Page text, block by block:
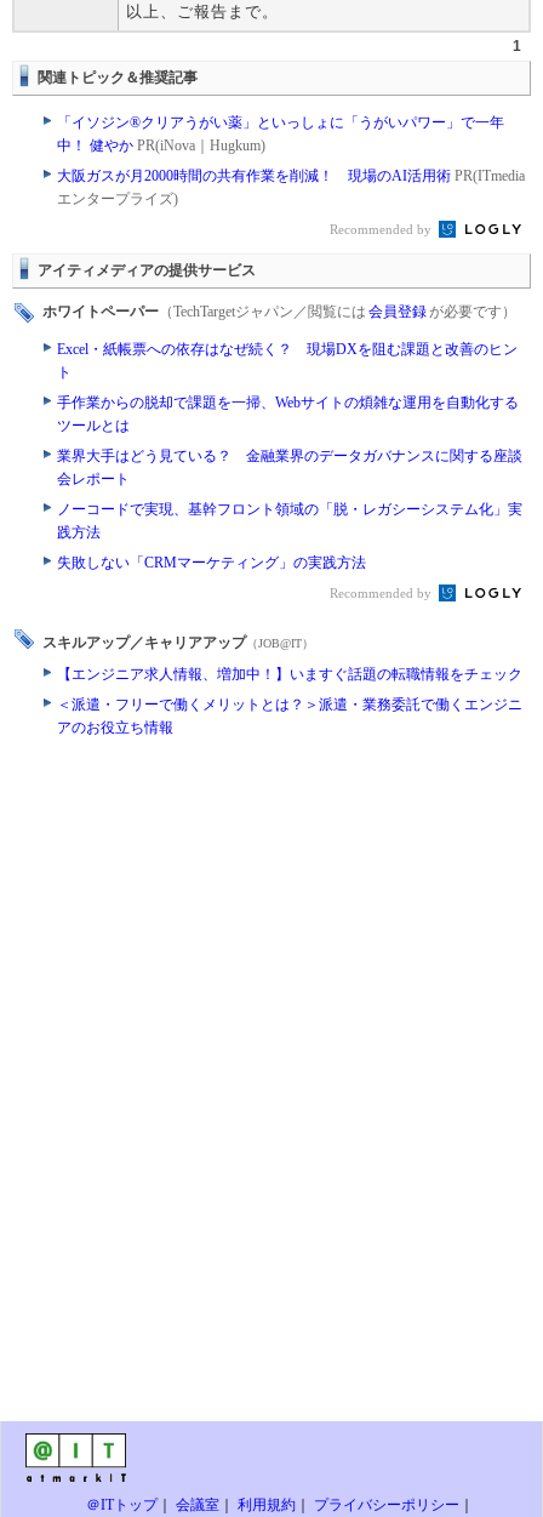
以上、ご報告まで。
1
関連トピック＆推奨記事
「イソジン®クリアうがい薬」といっしょに「うがいパワー」で一年
中！ 健やか PR(iNova｜Hugkum)
大阪ガスが月2000時間の共有作業を削減！ 現場のAI活用術 PR(ITmedia
エンタープライズ)
Recommended by
アイティメディアの提供サービス
ホワイトペーパー （TechTargetジャパン／閲覧には 会員登録が必要です）
Excel・紙帳票への依存はなぜ続く？ 現場DXを阻む課題と改善のヒン
ト
手作業からの脱却で課題を一掃、Webサイトの煩雑な運用を自動化する
ツールとは
業界大手はどう見ている？ 金融業界のデータガバナンスに関する座談
会レポート
ノーコードで実現、基幹フロント領域の「脱・レガシーシステム化」実
践方法
失敗しない「CRMマーケティング」の実践方法
Recommended by
スキルアップ／キャリアアップ （JOB@IT）
【エンジニア求人情報、増加中！】いますぐ話題の転職情報をチェック
＜派遣・フリーで働くメリットとは？＞派遣・業務委託で働くエンジニ
アのお役立ち情報
＠ITトップ｜ 会議室 利用規約 プライバシーポリシー